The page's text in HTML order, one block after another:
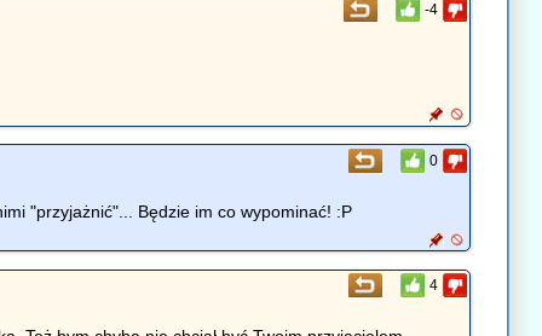
-4
0
"przyjażnić"... Będzie im co wypominać! :P
4